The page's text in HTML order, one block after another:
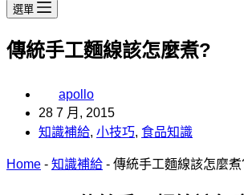
選單
傳統手工麵線該怎麼煮?
apollo
28 7 月, 2015
知識補給, 小技巧, 食品知識
Home - 知識補給 - 傳統手工麵線該怎麼煮